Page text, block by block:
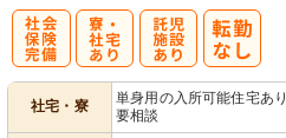
社宅・寮
単身用の入所可能住宅あり
要相談